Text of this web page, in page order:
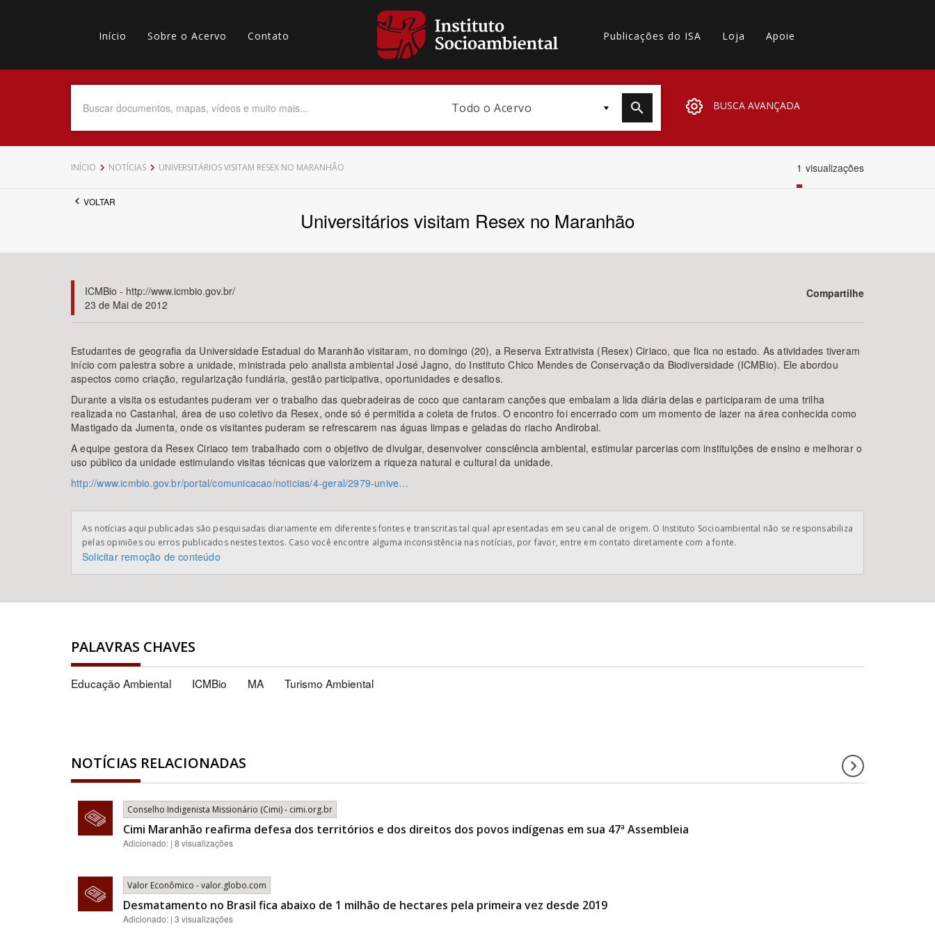
Main
navigation
Início Sobre o Acervo Contato
secundário
Publicações do ISA Loja Apoie
Todo o Acervo BUSCA AVANÇADA
Data do Documento Até
Tema
Área de Levantamento Área Protegida
INÍCIO NOTÍCIAS UNIVERSITÁRIOS VISITAM RESEX NO MARANHÃO 1 visualizações
VOLTAR
Universitários visitam Resex no Maranhão
ICMBio - http://www.icmbio.gov.br/
23 de Mai de 2012
Compartilhe
Estudantes de geografia da Universidade Estadual do Maranhão visitaram, no domingo (20), a Reserva Extrativista (Resex) Ciriaco, que fica no estado. As atividades tiveram
início com palestra sobre a unidade, ministrada pelo analista ambiental José Jagno, do Instituto Chico Mendes de Conservação da Biodiversidade (ICMBio). Ele abordou
aspectos como criação, regularização fundiária, gestão participativa, oportunidades e desafios.
Durante a visita os estudantes puderam ver o trabalho das quebradeiras de coco que cantaram canções que embalam a lida diária delas e participaram de uma trilha
realizada no Castanhal, área de uso coletivo da Resex, onde só é permitida a coleta de frutos. O encontro foi encerrado com um momento de lazer na área conhecida como
Mastigado da Jumenta, onde os visitantes puderam se refrescarem nas águas limpas e geladas do riacho Andirobal.
A equipe gestora da Resex Ciriaco tem trabalhado com o objetivo de divulgar, desenvolver consciência ambiental, estimular parcerias com instituições de ensino e melhorar o
uso público da unidade estimulando visitas técnicas que valorizem a riqueza natural e cultural da unidade.
http://www.icmbio.gov.br/portal/comunicacao/noticias/4-geral/2979-unive…
As notícias aqui publicadas são pesquisadas diariamente em diferentes fontes e transcritas tal qual apresentadas em seu canal de origem. O Instituto Socioambiental não se responsabiliza
pelas opiniões ou erros publicados nestes textos. Caso você encontre alguma inconsistência nas notícias, por favor, entre em contato diretamente com a fonte.
Solicitar remoção de conteúdo
PALAVRAS CHAVES
Educação Ambiental ICMBio MA Turismo Ambiental
NOTÍCIAS RELACIONADAS
Conselho Indigenista Missionário (Cimi) - cimi.org.br
Cimi Maranhão reafirma defesa dos territórios e dos direitos dos povos indígenas em sua 47ª Assembleia
Adicionado: | 8 visualizações
Valor Econômico - valor.globo.com
Desmatamento no Brasil fica abaixo de 1 milhão de hectares pela primeira vez desde 2019
Adicionado: | 3 visualizações